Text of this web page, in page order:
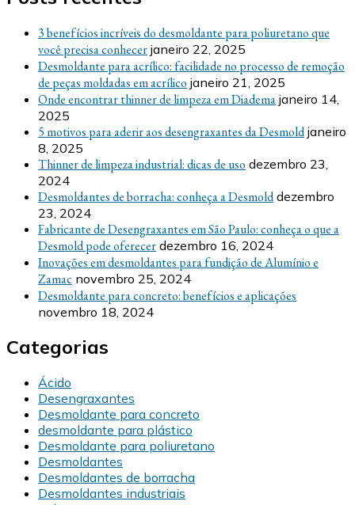
3 benefícios incríveis do desmoldante para poliuretano que
você precisa conhecer janeiro 22, 2025
Desmoldante para acrílico: facilidade no processo de remoção
de peças moldadas em acrílico janeiro 21, 2025
Onde encontrar thinner de limpeza em Diadema janeiro 14,
2025
5 motivos para aderir aos desengraxantes da Desmold janeiro
8, 2025
Thinner de limpeza industrial: dicas de uso dezembro 23,
2024
Desmoldantes de borracha: conheça a Desmold dezembro
23, 2024
Fabricante de Desengraxantes em São Paulo: conheça o que a
Desmold pode oferecer dezembro 16, 2024
Inovações em desmoldantes para fundição de Alumínio e
Zamac novembro 25, 2024
Desmoldante para concreto: benefícios e aplicações
novembro 18, 2024
Categorias
Ácido
Desengraxantes
Desmoldante para concreto
desmoldante para plástico
Desmoldante para poliuretano
Desmoldantes
Desmoldantes de borracha
Desmoldantes industriais